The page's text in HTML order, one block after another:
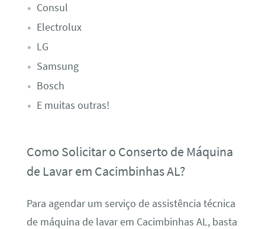
Consul
Electrolux
LG
Samsung
Bosch
E muitas outras!
Como Solicitar o Conserto de Máquina
de Lavar em Cacimbinhas AL?
Para agendar um serviço de assistência técnica
de máquina de lavar em Cacimbinhas AL, basta